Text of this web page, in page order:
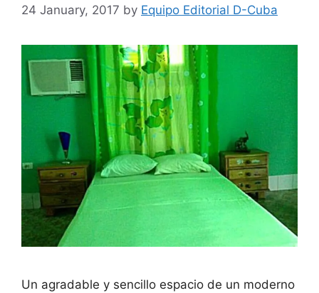
24 January, 2017 by Equipo Editorial D-Cuba
Un agradable y sencillo espacio de un moderno